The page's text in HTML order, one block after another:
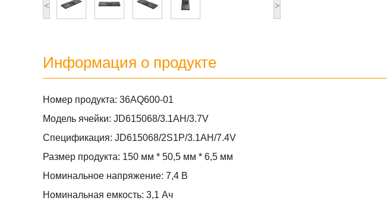
< >
Информация о продукте
Номер продукта: 36AQ600-01
Модель ячейки: JD615068/3.1AH/3.7V
Спецификация: JD615068/2S1P/3.1AH/7.4V
Размер продукта: 150 мм * 50,5 мм * 6,5 мм
Номинальное напряжение: 7,4 В
Номинальная емкость: 3,1 Ач